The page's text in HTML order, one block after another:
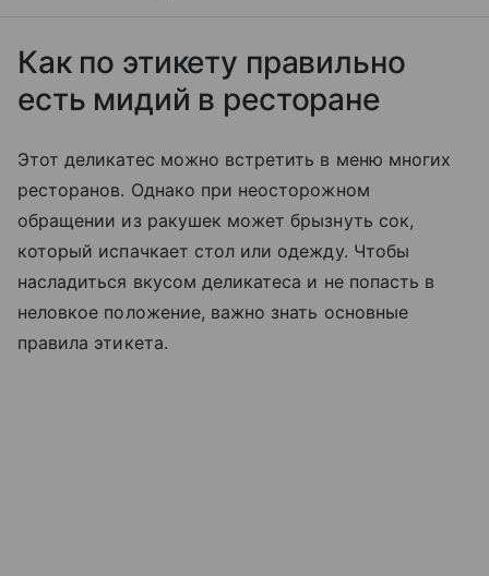
Как по этикету правильно
есть мидий в ресторане
Этот деликатес можно встретить в меню многих
ресторанов. Однако при неосторожном
обращении из ракушек может брызнуть сок,
который испачкает стол или одежду. Чтобы
насладиться вкусом деликатеса и не попасть в
неловкое положение, важно знать основные
правила этикета.